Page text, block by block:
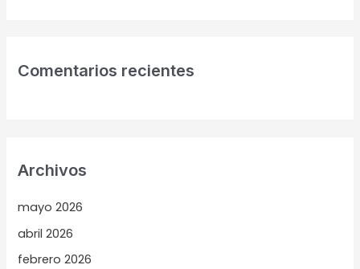
Comentarios recientes
Archivos
mayo 2026
abril 2026
febrero 2026